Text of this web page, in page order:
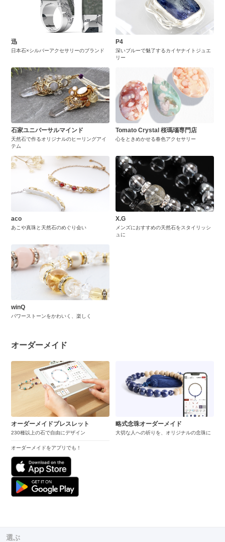
迅
日本石×シルバーアクセサリーのブランド
P4
深いブルーで魅了するカイヤナイトジュエ
リー
石家ユニバーサルマインド
天然石で作るオリジナルのヒーリングアイ
テム
Tomato Crystal 桜瑪瑙専門店
心をときめかせる春色アクセサリー
aco
あこや真珠と天然石のめぐり会い
X.G
メンズにおすすめの天然石をスタイリッシ
ュに
winQ
パワーストーンをかわいく、楽しく
オーダーメイド
オーダーメイドブレスレット
230種以上の石で自由にデザイン
オーダーメイドをアプリでも！
略式念珠オーダーメイド
大切な人への祈りを、オリジナルの念珠に
選ぶ